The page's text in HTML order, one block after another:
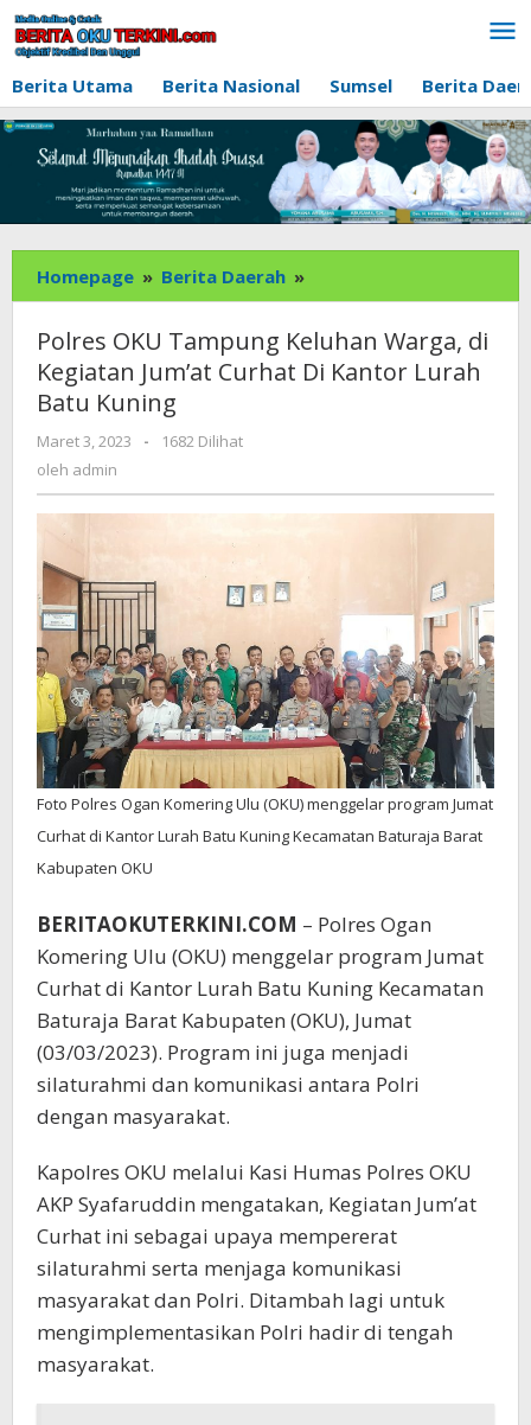
Lewati
ke
konten
Berita Utama
Berita Nasional Sumsel Berita
Homepage » Berita Daerah »
OKU
Tampung
Keluhan
Warga,
Di
Kuning
Polres OKU Tampung Keluhan Warga, di
Kegiatan Jum’at Curhat Di Kantor Lurah
Batu Kuning
Maret 3, 2023
oleh
-
1682 Dilihat
oleh admin
Foto Polres Ogan Komering Ulu (OKU) menggelar program Jumat
Curhat di Kantor Lurah Batu Kuning Kecamatan Baturaja Barat
Kabupaten OKU
BERITAOKUTERKINI.COM – Polres Ogan
Komering Ulu (OKU) menggelar program Jumat
Curhat di Kantor Lurah Batu Kuning Kecamatan
Baturaja Barat Kabupaten (OKU), Jumat
(03/03/2023). Program ini juga menjadi
silaturahmi dan komunikasi antara Polri
dengan masyarakat.
Kapolres OKU melalui Kasi Humas Polres OKU
AKP Syafaruddin mengatakan, Kegiatan Jum’at
Curhat ini sebagai upaya mempererat
silaturahmi serta menjaga komunikasi
masyarakat dan Polri. Ditambah lagi untuk
mengimplementasikan Polri hadir di tengah
masyarakat.